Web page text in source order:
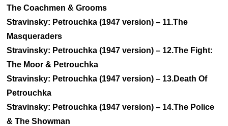
The Coachmen & Grooms
Stravinsky: Petrouchka (1947 version) – 11.The
Masqueraders
Stravinsky: Petrouchka (1947 version) – 12.The Fight:
The Moor & Petrouchka
Stravinsky: Petrouchka (1947 version) – 13.Death Of
Petrouchka
Stravinsky: Petrouchka (1947 version) – 14.The Police
& The Showman